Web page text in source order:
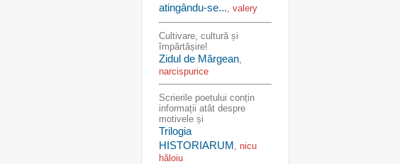
atingându-se..., valery
Cultivare, cultură și
împărtășire!
Zidul de Mărgean,
narcispurice
Scrierile poetului conțin
informații atât despre
motivele și
Trilogia
HISTORIARUM, nicu
hăloiu